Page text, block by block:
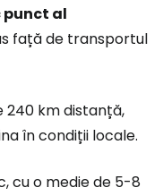
al
față de transportul
240 km distanță,
în condiții locale.
cu o medie de 5-8